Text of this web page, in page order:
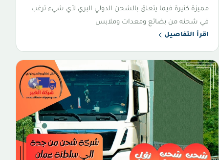
مميزة كثيرة فيما يتعلق بالشحن الدولي البري لأي شيء ترغب
في شحنه من بضائع ومعدات وملابس
اقرأ التفاصيل